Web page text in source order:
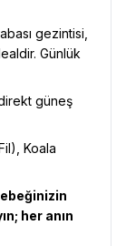
gezintisi,
Günlük
güneş
Koala
her anın